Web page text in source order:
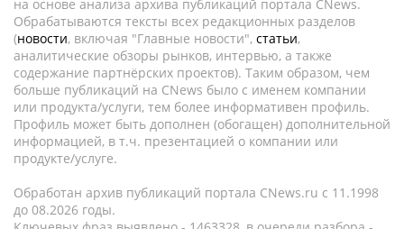
на основе анализа архива публикаций портала CNews.
Обрабатываются тексты всех редакционных разделов
(новости, включая "Главные новости", статьи,
аналитические обзоры рынков, интервью, а также
содержание партнёрских проектов). Таким образом, чем
больше публикаций на CNews было с именем компании
или продукта/услуги, тем более информативен профиль.
Профиль может быть дополнен (обогащен) дополнительной
информацией, в т.ч. презентацией о компании или
продукте/услуге.
Обработан архив публикаций портала CNews.ru c 11.1998
до 08.2026 годы.